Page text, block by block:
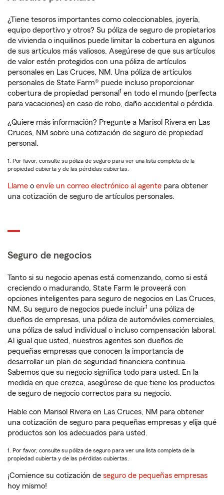
¿Tiene tesoros importantes como coleccionables, joyería,
equipo deportivo y otros? Su póliza de seguro de propietarios
de vivienda o inquilinos puede limitar la cobertura en algunos
de sus artículos más valiosos. Asegúrese de que sus artículos
de valor estén protegidos con una póliza de artículos
personales en Las Cruces, NM. Una póliza de artículos
personales de State Farm® puede incluso proporcionar
cobertura de propiedad personal 1 en todo el mundo (perfecta
para vacaciones) en caso de robo, daño accidental o pérdida.
¿Quiere más información? Pregunte a Marisol Rivera en Las
Cruces, NM sobre una cotización de seguro de propiedad
personal.
1. Por favor, consulte su póliza de seguro para ver una lista completa de la
propiedad cubierta y de las pérdidas cubiertas.
Llame o envíe un correo electrónico al agente para obtener
una cotización de seguro de artículos personales.
Seguro de negocios
Tanto si su negocio apenas está comenzando, como si está
creciendo o madurando, State Farm le proveerá con
opciones inteligentes para seguro de negocios en Las Cruces,
NM. Su seguro de negocios puede incluir1 una póliza de
dueños de empresas, una póliza de automóviles comerciales,
una póliza de salud individual o incluso compensación laboral.
Al igual que usted, nuestros agentes son dueños de
pequeñas empresas que conocen la importancia de
desarrollar un plan de seguridad financiera continua.
Sabemos que su negocio significa todo para usted. En la
medida en que crezca, asegúrese de que tiene los productos
de seguro de negocio correctos para su negocio.
Hable con Marisol Rivera en Las Cruces, NM para obtener
una cotización de seguro para pequeñas empresas y elija qué
productos son los adecuados para usted.
1. Por favor, consulte su póliza de seguro para ver una lista completa de la
propiedad cubierta y de las pérdidas cubiertas.
¡Comience su cotización de seguro de pequeñas empresas
hoy mismo!